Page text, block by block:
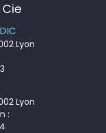
Cie
Lyon
Lyon
: